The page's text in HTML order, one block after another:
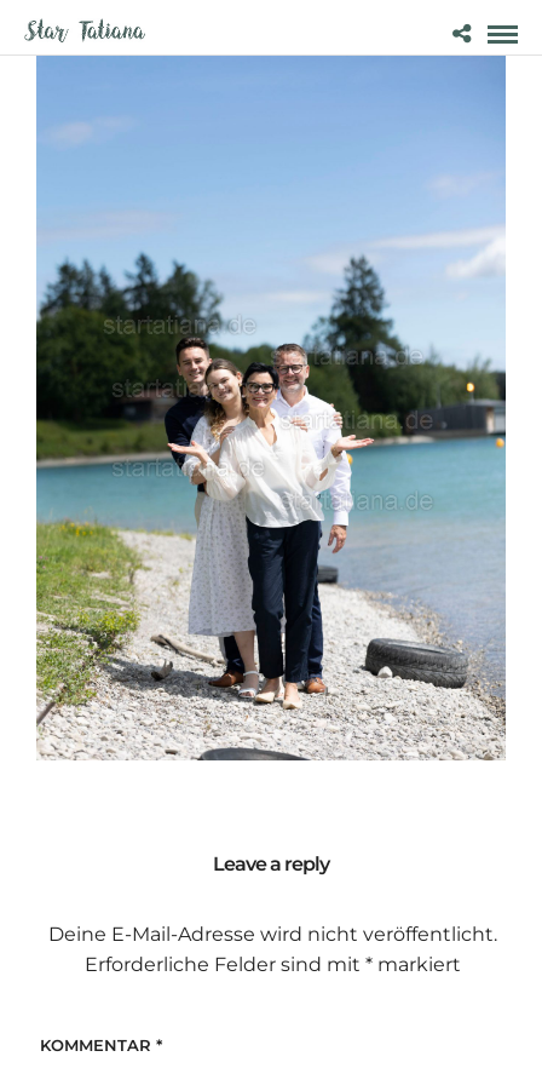
Leave a reply
Deine E-Mail-Adresse wird nicht veröffentlicht.
Erforderliche Felder sind mit *markiert
KOMMENTAR *